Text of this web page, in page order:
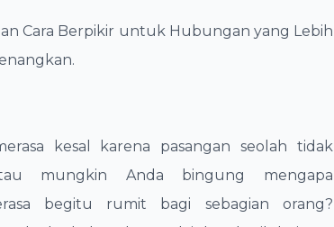
Cara Berpikir untuk Hubungan yang Lebih
kesal karena pasangan seolah tidak
mungkin Anda bingung mengapa
begitu rumit bagi sebagian orang?